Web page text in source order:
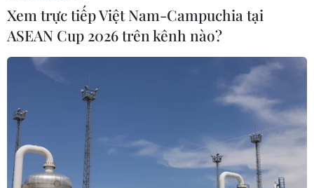
Xem trực tiếp Việt Nam-Campuchia tại
ASEAN Cup 2026 trên kênh nào?